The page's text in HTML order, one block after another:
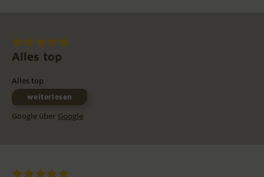
Alles top
Alles top
weiterlesen
Google über Google